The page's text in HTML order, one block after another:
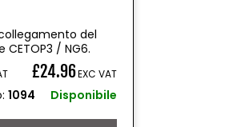
del
/ NG6.
£24.96EXC VAT
1094 Disponibile